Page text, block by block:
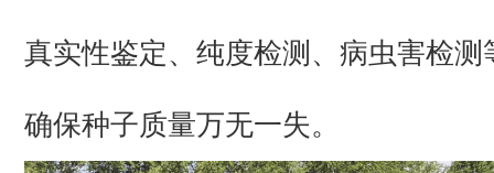
真实性鉴定、纯度检测、病虫害检测
确保种子质量万无一失。